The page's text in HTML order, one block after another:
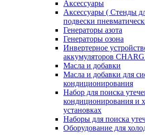
Аксессуары
Аксессуары ( Стенды
подвески
Генераторы азота
Генераторы озона
Инвертерное
аккумуляторов
Масла и добавки
Масла и добавки для
кондиционирования
Набор для поиска
кондиционирования и
установках
Наборы для поиска
Оборудование для